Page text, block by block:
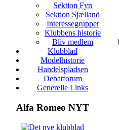
Sektion Fyn
Sektion Sjælland
Interessegrupper
Klubbens historie
Bliv medlem
Klubblad
Modelhistorie
Handelspladsen
Debatforum
Generelle Links
Alfa Romeo NYT